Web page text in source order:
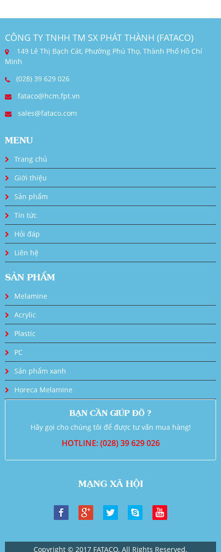
CÔNG TY TNHH TM SX PHÁT THÀNH (FATACO)
149 Lê Thị Bạch Cát, Phường Phú Thọ, Thành Phố Hồ Chí
Minh
(028) 39 629 026
fataco@hcm.fpt.vn
sales@fataco.com
MENU
Trang chủ
Giới thiệu
Sản phẩm
Tin tức
Hỏi đáp
Liên hệ
SẢN PHẨM
Melamine
Acrylic
Plastic
PC
Sản phẩm xanh
Horeca Melamine
BẠN CẦN GIÚP ĐỠ ?
Hãy gọi cho chúng tôi để được tư vấn mua hàng!
HOTLINE: (028) 39 629 026
MẠNG XÃ HỘI
Copyright © 2017 FATACO. All Rights Reserved.